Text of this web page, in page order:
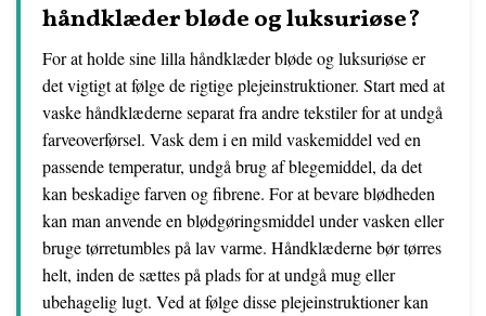
håndklæder bløde og luksuriøse?
For at holde sine lilla håndklæder bløde og luksuriøse er
det vigtigt at følge de rigtige plejeinstruktioner. Start med at
vaske håndklæderne separat fra andre tekstiler for at undgå
farveoverførsel. Vask dem i en mild vaskemiddel ved en
passende temperatur, undgå brug af blegemiddel, da det
kan beskadige farven og fibrene. For at bevare blødheden
kan man anvende en blødgøringsmiddel under vasken eller
bruge tørretumbles på lav varme. Håndklæderne bør tørres
helt, inden de sættes på plads for at undgå mug eller
ubehagelig lugt. Ved at følge disse plejeinstruktioner kan